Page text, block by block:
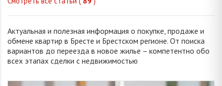
Актуальная и полезная информация о покупке, продаже и
обмене квартир в Бресте и Брестском регионе. От поиска
вариантов до переезда в новое жилье – компетентно обо
всех этапах сделки с недвижимостью